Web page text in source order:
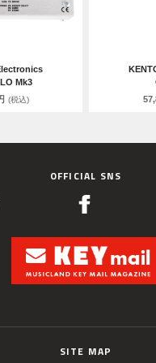
Mk3
(税込)
OFFICIAL SNS
SITE MAP